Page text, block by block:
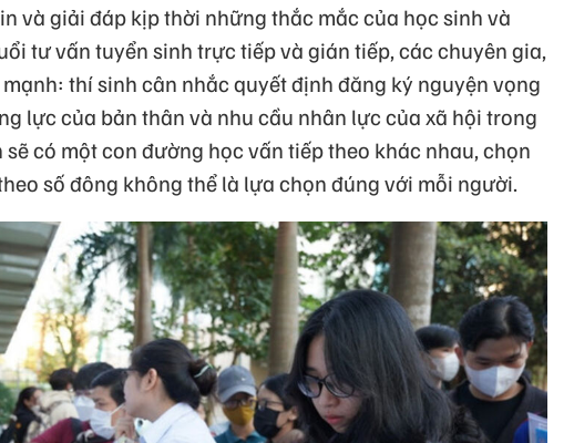
và giải đáp kịp thời những thắc mắc của học sinh và
tư vấn tuyển sinh trực tiếp và gián tiếp, các chuyên gia,
thí sinh cân nhắc quyết định đăng ký nguyện vọng
lực của bản thân và nhu cầu nhân lực của xã hội trong
có một con đường học vấn tiếp theo khác nhau, chọn
số đông không thể là lựa chọn đúng với mỗi người.